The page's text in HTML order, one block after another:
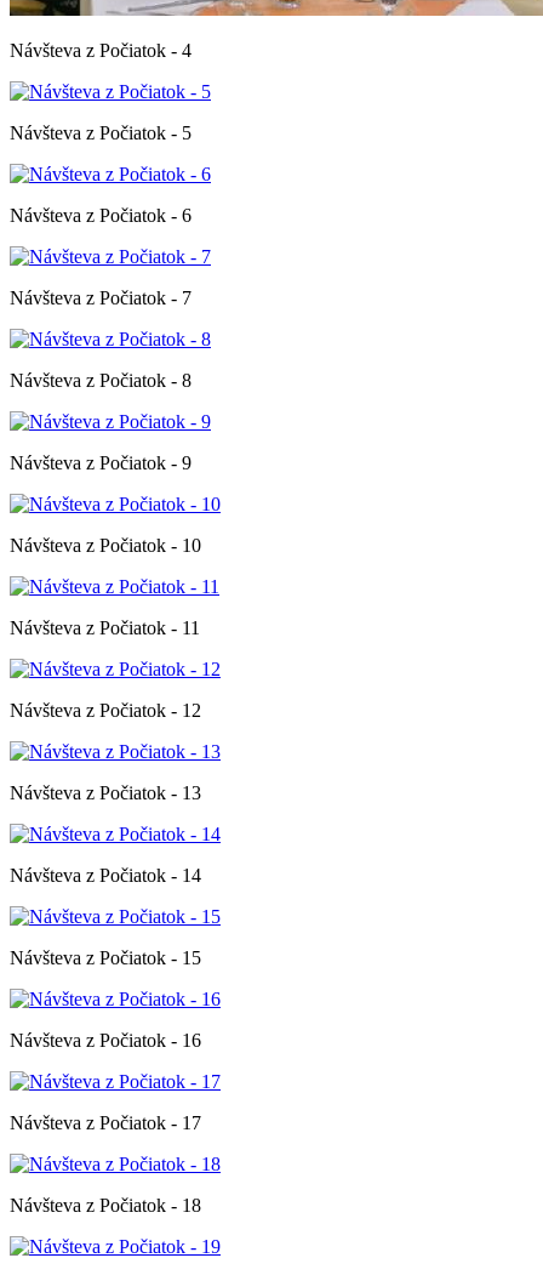
Návšteva z Počiatok - 4
Návšteva z Počiatok - 5
Návšteva z Počiatok - 6
Návšteva z Počiatok - 7
Návšteva z Počiatok - 8
Návšteva z Počiatok - 9
Návšteva z Počiatok - 10
Návšteva z Počiatok - 11
Návšteva z Počiatok - 12
Návšteva z Počiatok - 13
Návšteva z Počiatok - 14
Návšteva z Počiatok - 15
Návšteva z Počiatok - 16
Návšteva z Počiatok - 17
Návšteva z Počiatok - 18